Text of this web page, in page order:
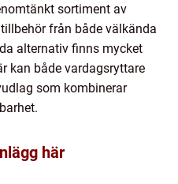
sortiment av
från både välkända
alternativ finns mycket
kan både vardagsryttare
som kombinerar
här